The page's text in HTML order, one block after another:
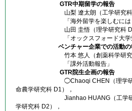
GTR中期留学の報告
山梨 遼太朗（工学研究科
「海外留学を楽しむには？やっ
山田 圭悟（理学研究科 D2
「オックスフォード大学短期
ベンチャー企業での活動
竹本 悠人（創薬科学研究科
「課外活動報告」
GTR院生企画の報告
◯Chaoqi CHEN （理
命農学研究科 D1），
Jianhao HUANG （工
学研究科 D2），